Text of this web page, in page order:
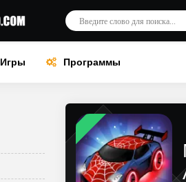
Игры Программы